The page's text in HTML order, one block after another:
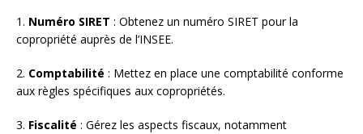
1. Numéro SIRET : Obtenez un numéro SIRET pour la
copropriété auprès de l’INSEE.
2. Comptabilité : Mettez en place une comptabilité conforme
aux règles spécifiques aux copropriétés.
3. Fiscalité : Gérez les aspects fiscaux, notamment